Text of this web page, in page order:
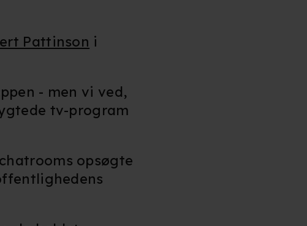
Pattinson i
- men vi ved,
tv-program
opsøgte